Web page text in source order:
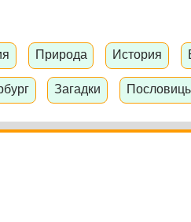
Природа История
Загадки